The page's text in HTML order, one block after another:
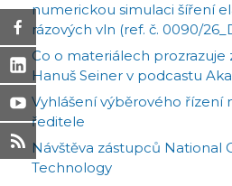
numerickou simulaci šíření
rázových vln (ref. č. 0090/
Co o materiálech prozrazuje
Hanuš Seiner v podcastu
Vyhlášení výběrového řízení
ředitele
Návštěva zástupců National
Technology